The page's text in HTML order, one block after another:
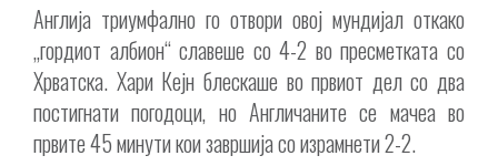
Англија триумфално го отвори овој мундијал откако
„гордиот албион“ славеше со 4-2 во пресметката со
Хрватска. Хари Кејн блескаше во првиот дел со два
постигнати погодоци, но Англичаните се мачеа во
првите 45 минути кои завршија со израмнети 2-2.